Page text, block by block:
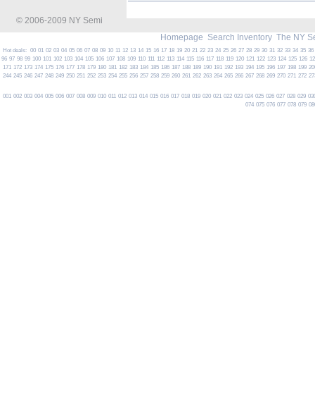
© 2006-2009 NY Semi
Homepage Search Inventory The NY
Hot deals: 00 01 02 03 04 05 06 07 08 09 10 11 12 13 14 15 16 17 18 19 20 21 22 23 24 25 26 27 28 29 30 31 32 33 34 35 36
96 97 98 99 100 101 102 103 104 105 106 107 108 109 110 111 112 113 114 115 116 117 118 119 120 121 122 123 124 125 126
171 172 173 174 175 176 177 178 179 180 181 182 183 184 185 186 187 188 189 190 191 192 193 194 195 196 197 198 199
244 245 246 247 248 249 250 251 252 253 254 255 256 257 258 259 260 261 262 263 264 265 266 267 268 269 270 271 272
001 002 003 004 005 006 007 008 009 010 011 012 013 014 015 016 017 018 019 020 021 022 023 024 025 026 027 028 029
074 075 076 077 078 079